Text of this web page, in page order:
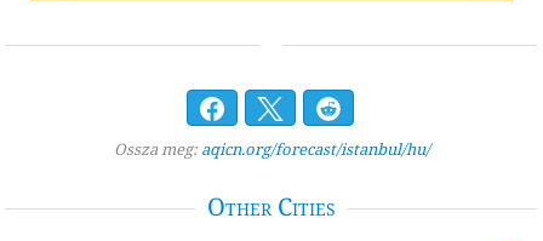
Ossza meg: aqicn.org/forecast/istanbul/hu/
Other Cities